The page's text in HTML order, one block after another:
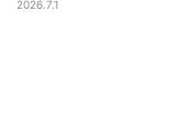
2026.7.1